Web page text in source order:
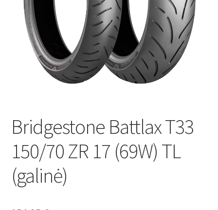
Bridgestone Battlax T33
150/70 ZR 17 (69W) TL
(galinė)